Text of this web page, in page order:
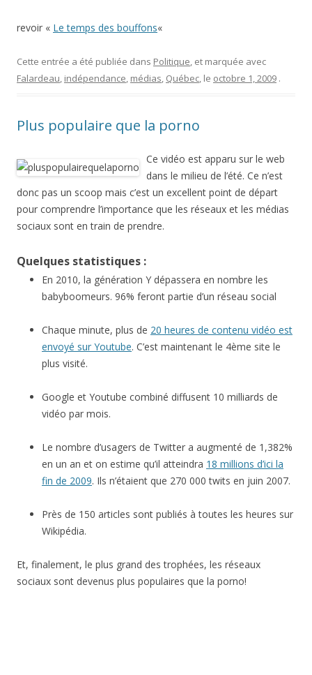
revoir « Le temps des bouffons«
Cette entrée a été publiée dans Politique, et marquée avec
Falardeau, indépendance, médias, Québec, le octobre 1, 2009 .
Plus populaire que la porno
Ce vidéo est apparu sur le web
dans le milieu de l’été. Ce n’est
donc pas un scoop mais c’est un excellent point de départ
pour comprendre l’importance que les réseaux et les médias
sociaux sont en train de prendre.
Quelques statistiques :
En 2010, la génération Y dépassera en nombre les
babyboomeurs. 96% feront partie d’un réseau social
Chaque minute, plus de 20 heures de contenu vidéo est
envoyé sur Youtube. C’est maintenant le 4ème site le
plus visité.
Google et Youtube combiné diffusent 10 milliards de
vidéo par mois.
Le nombre d’usagers de Twitter a augmenté de 1,382%
en un an et on estime qu’il atteindra 18 millions d’ici la
fin de 2009. Ils n’étaient que 270 000 twits en juin 2007.
Près de 150 articles sont publiés à toutes les heures sur
Wikipédia.
Et, finalement, le plus grand des trophées, les réseaux
sociaux sont devenus plus populaires que la porno!